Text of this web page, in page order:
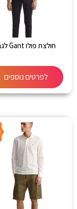
חולצת פולו Gant לגברים
לפרטים נוספים